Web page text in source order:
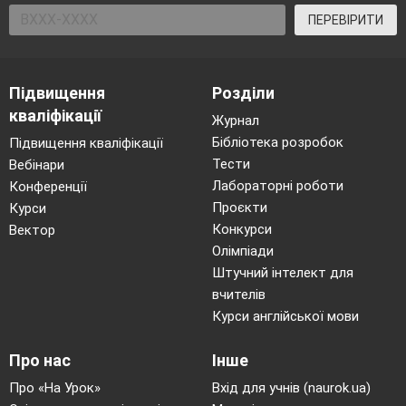
- Чи досліджували цю проблему інші митці у
світовій літературі іншої учениці на прикладі
твору Чарльза Діккенса
«Різдвяна пісня у
прозі»).
ПЕРЕВІРИТИ
Підвищення
кваліфікації
Підвищення кваліфікації
Вебінари
Конференції
Курси
Вектор
Розділи
Журнал
Бібліотека розробок
Тести
Лабораторні роботи
Проєкти
Конкурси
Олімпіади
Штучний інтелект для
вчителів
Курси англійської мови
Про нас
Про «На Урок»
Інше
Вхід для учнів (naurok.ua)